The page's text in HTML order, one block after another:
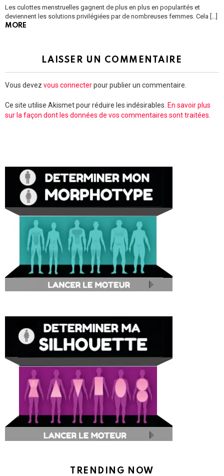
Les culottes menstruelles gagnent de plus en plus en popularités et
deviennent les solutions privilégiées par de nombreuses femmes. Cela […]
MORE
LAISSER UN COMMENTAIRE
Vous devez vous connecterpour publier un commentaire.
Ce site utilise Akismet pour réduire les indésirables. En savoir plus
sur la façon dont les données de vos commentaires sont traitées
TRENDING NOW